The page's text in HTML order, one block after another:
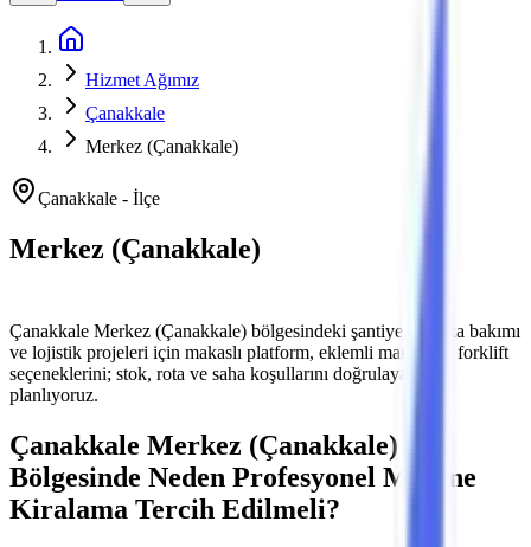
Hizmet Ağımız
Çanakkale
Merkez (Çanakkale)
Çanakkale - İlçe
Merkez (Çanakkale)
Çanakkale Merkez (Çanakkale) bölgesindeki şantiye, fabrika bakımı
ve lojistik projeleri için makaslı platform, eklemli manlift ve forklift
seçeneklerini; stok, rota ve saha koşullarını doğrulayarak
planlıyoruz.
Çanakkale Merkez (Çanakkale)
Bölgesinde Neden Profesyonel Makine
Kiralama Tercih Edilmeli?